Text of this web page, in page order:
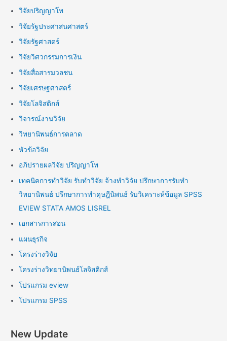
วิจัยปริญญาโท
วิจัยรัฐประศาสนศาสตร์
วิจัยรัฐศาสตร์
วิจัยวิศวกรรมการเงิน
วิจัยสื่อสารมวลชน
วิจัยเศรษฐศาสตร์
วิจัยโลจิสติกส์
วิจารณ์งานวิจัย
วิทยานิพนธ์การตลาด
หัวข้อวิจัย
อภิปรายผลวิจัย ปริญญาโท
เทคนิคการทำวิจัย รับทำวิจัย จ้างทำวิจัย ปรึกษาการรับทำ
วิทยานิพนธ์ ปรึกษาการทำดุษฎีนิพนธ์ รับวิเคราะห์ข้อมูล SPSS
EVIEW STATA AMOS LISREL
เอกสารการสอน
แผนธุรกิจ
โครงร่างวิจัย
โครงร่างวิทยานิพนธ์โลจิสติกส์
โปรแกรม eview
โปรแกรม SPSS
New Update